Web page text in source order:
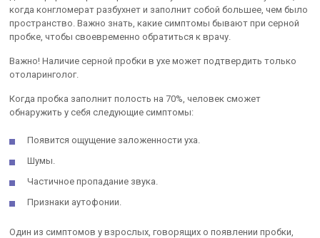
когда конгломерат разбухнет и заполнит собой большее, чем было
пространство. Важно знать, какие симптомы бывают при серной
пробке, чтобы своевременно обратиться к врачу.
Важно! Наличие серной пробки в ухе может подтвердить только
отоларинголог.
Когда пробка заполнит полость на 70%, человек сможет
обнаружить у себя следующие симптомы:
Появится ощущение заложенности уха.
Шумы.
Частичное пропадание звука.
Признаки аутофонии.
Один из симптомов у взрослых, говорящих о появлении пробки,